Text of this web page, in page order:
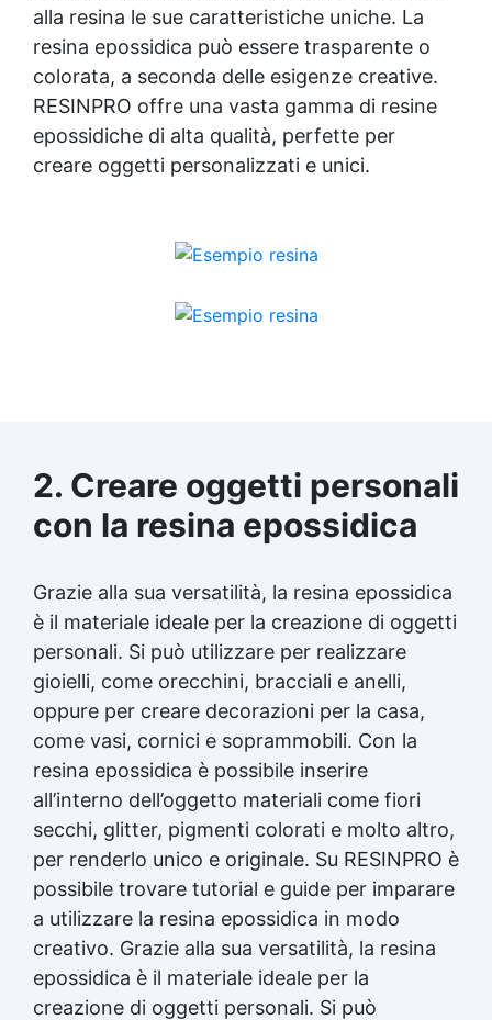
alla resina le sue caratteristiche uniche. La
resina epossidica può essere trasparente o
colorata, a seconda delle esigenze creative.
RESINPRO offre una vasta gamma di resine
epossidiche di alta qualità, perfette per
creare oggetti personalizzati e unici.
2. Creare oggetti personali
con la resina epossidica
Grazie alla sua versatilità, la resina epossidica
è il materiale ideale per la creazione di oggetti
personali. Si può utilizzare per realizzare
gioielli, come orecchini, bracciali e anelli,
oppure per creare decorazioni per la casa,
come vasi, cornici e soprammobili. Con la
resina epossidica è possibile inserire
all’interno dell’oggetto materiali come fiori
secchi, glitter, pigmenti colorati e molto altro,
per renderlo unico e originale. Su RESINPRO è
possibile trovare tutorial e guide per imparare
a utilizzare la resina epossidica in modo
creativo. Grazie alla sua versatilità, la resina
epossidica è il materiale ideale per la
creazione di oggetti personali. Si può